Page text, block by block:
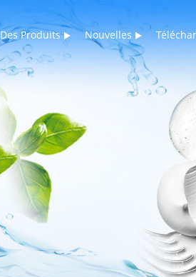
Des Produits Nouvelles